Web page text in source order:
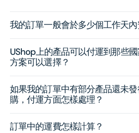
我的訂單一般會於多少個工作天內
UShop上的產品可以付運到那些
方案可以選擇？
如果我的訂單中有部分產品還未
購，付運方面怎樣處理？
訂單中的運費怎樣計算？